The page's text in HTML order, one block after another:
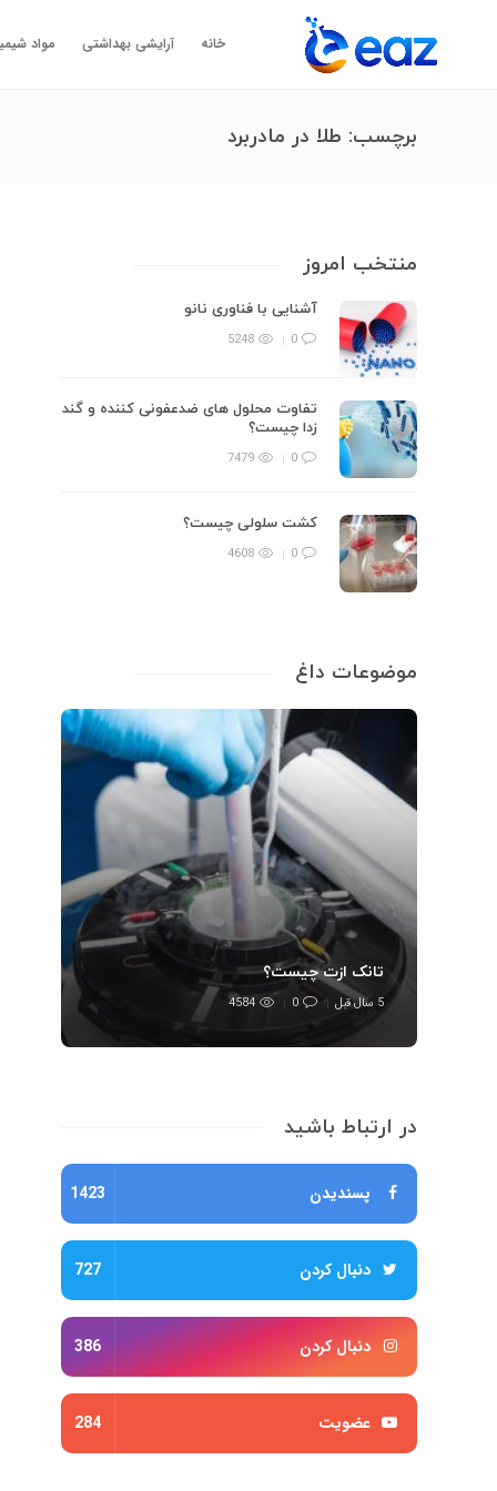
خانه آرایشی بهداشتی مواد
برچسب: طلا در مادربرد
منتخب امروز
آشنایی با فناوری نانو
0
5248
تفاوت محلول های ضدعفونی کننده و گند
زدا چیست؟
0
7479
کشت سلولی چیست؟
0
4608
موضوعات داغ
تانک ازت چیست؟
5 سال قبل 0
4584
در ارتباط باشید
پسندیدن 1423
دنبال کردن 727
دنبال کردن 386
عضویت 284